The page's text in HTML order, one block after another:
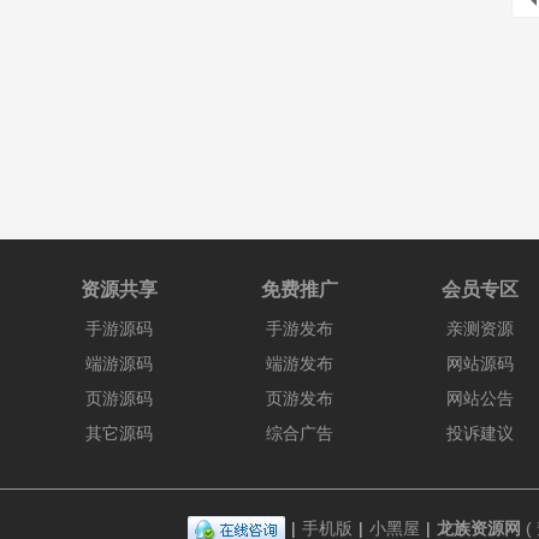
资源共享
手游源码
端游源码
页游源码
其它源码
免费推广
手游发布
端游发布
页游发布
综合广告
会员专区
亲测资源
网站源码
网站公告
投诉建议
| 手机版 | 小黑屋 | 龙族资源网 (